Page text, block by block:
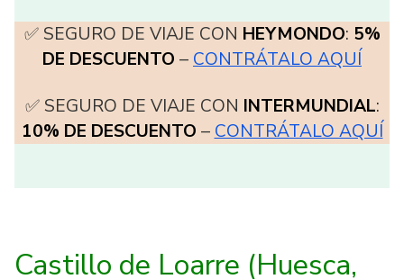
✅ SEGURO DE VIAJE CON HEYMONDO: 5%
DE DESCUENTO –CONTRÁTALO AQUÍ
✅ SEGURO DE VIAJE CON INTERMUNDIAL:
10% DE DESCUENTO –CONTRÁTALO AQUÍ
Castillo de Loarre (Huesca,